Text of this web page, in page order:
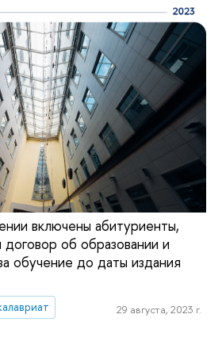
включены абитуриенты,
об образовании и
обучение до даты издания
29 августа, 2023 г.